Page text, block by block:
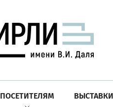
ПОСЕТИТЕЛЯМ ВЫСТАВКИ